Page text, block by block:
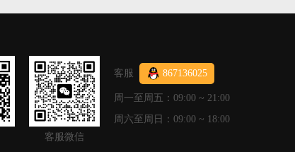
客服微信
客服 867136025
周一至周五：09:00 ~ 21:00
周六至周日：09:00 ~ 18:00